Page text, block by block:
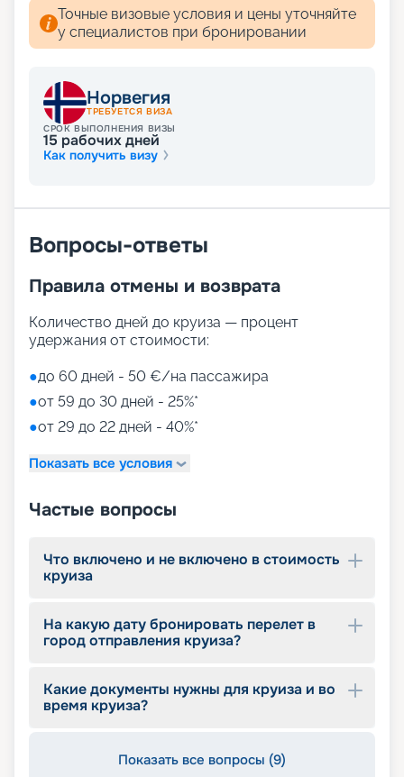
насладитесь уникальным путешествием на MSC
Euribia.
Точные визовые условия и цены уточняйте
у специалистов при бронировании
Норвегия
ТРЕБУЕТСЯ ВИЗА
СРОК ВЫПОЛНЕНИЯ ВИЗЫ
15 рабочих дней
Как получить визу
Вопросы-ответы
Правила отмены и возврата
Количество дней до круиза — процент
удержания от стоимости:
●до 60 дней - 50 €/на пассажира
●от 59 до 30 дней - 25%*
●от 29 до 22 дней - 40%*
Показать все условия
Частые вопросы
Что включено и не включено в стоимость
круиза
На какую дату бронировать перелет в
город отправления круиза?
Какие документы нужны для круиза и во
время круиза?
Показать все вопросы (9)